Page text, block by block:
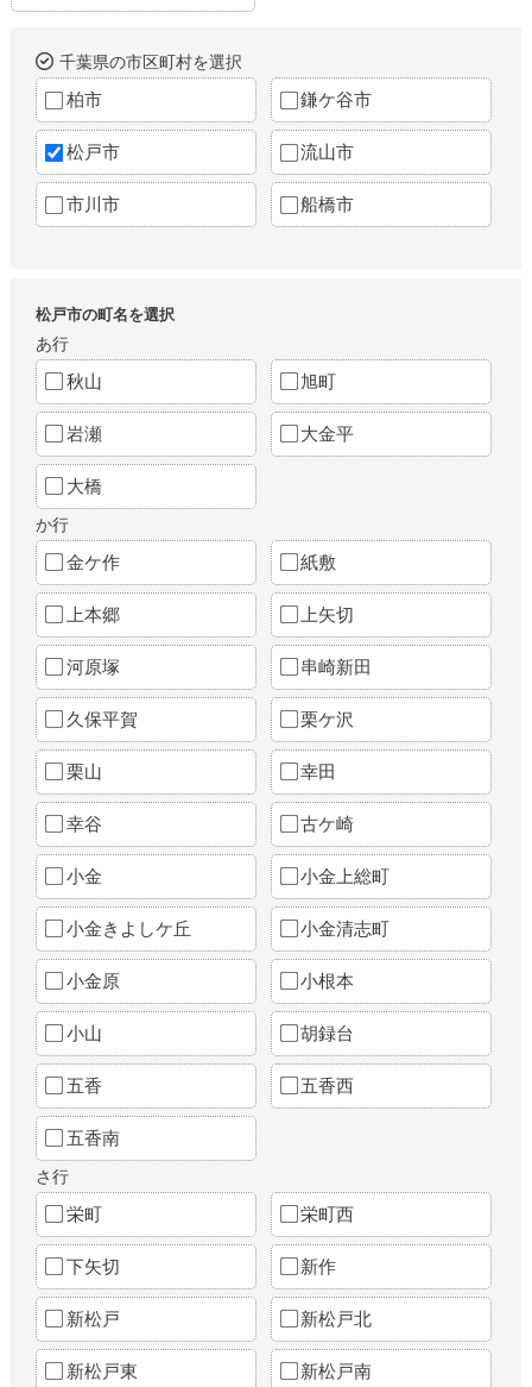
千葉県の市区町村を選択
柏市 鎌ケ谷市
松戸市 流山市
市川市 船橋市
松戸市の町名を選択
あ行
秋山 旭町
岩瀬 大金平
大橋
か行
金ケ作 紙敷
上本郷 上矢切
河原塚 串崎新田
久保平賀 栗ケ沢
栗山 幸田
幸谷 古ケ崎
小金 小金上総町
小金きよしケ丘 小金清志町
小金原 小根本
小山 胡録台
五香 五香西
五香南
さ行
栄町 栄町西
下矢切 新作
新松戸 新松戸北
新松戸東 新松戸南